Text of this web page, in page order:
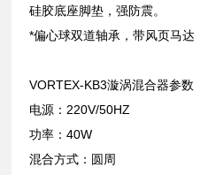
硅胶底座脚垫，强防震。
*偏心球双道轴承，带风页马达
VORTEX-KB3漩涡混合器参数
电源：220V/50HZ
功率：40W
混合方式：圆周